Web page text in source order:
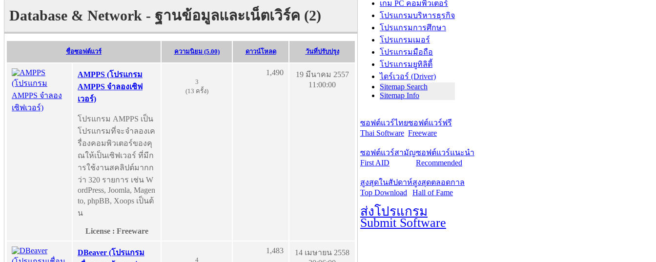
Database & Network - ฐานข้อมูลและเน็ตเวิร์ค (2)
ชื่อซอฟต์แวร์ ความนิยม (5.00) ดาวน์โหลด วันที่ปรับปรุง
AMPPS (โปรแกรม
AMPPS จำลองเซิฟ
เวอร์)
โปรแกรม AMPPS เป็น
โปรแกรมที่จะจำลองเค
รื่องคอมพิวเตอร์ของคุ
ณให้เป็นเซิฟเวอร์ ที่มีก
ารใช้งานสคลิปต์มากก
ว่า 320 รายการ เช่น W
ordPress, Joomla, Magen
to, phpBB, Xoops เป็นต้
น
License : Freeware
3
(13 ครั้ง)
1,490
19 มีนาคม 2557
11:00:00
DBeaver (โปรแกรม
4
1,483
14 เมษายน 2558
เกม PC คอมพิวเตอร์
โปรแกรมบริหารธุรกิจ
โปรแกรมการศึกษา
โปรแกรมเมอร์
โปรแกรมมือถือ
โปรแกรมยูทิลิตี้
ไดร์เวอร์ (Driver)
Sitemap Search
Sitemap Info
ซอฟต์แวร์ไทย
Thai Software
ซอฟต์แวร์ฟรี
Freeware
ซอฟต์แวร์สามัญ
First AID
ซอฟต์แวร์แนะนำ
Recommended
สูงสุดในสัปดาห์
Top Download
สูงสุดตลอดกาล
Hall of Fame
ส่งโปรแกรม
Submit Software